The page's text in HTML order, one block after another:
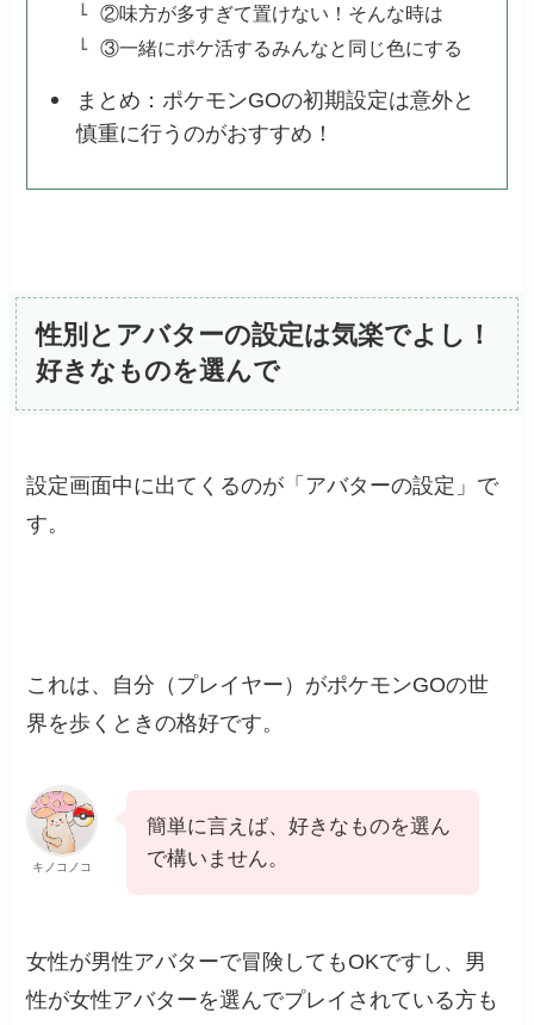
②味方が多すぎて置けない！そんな時は
③一緒にポケ活するみんなと同じ色にする
まとめ：ポケモンGOの初期設定は意外と
慎重に行うのがおすすめ！
性別とアバターの設定は気楽でよし！
好きなものを選んで
設定画面中に出てくるのが「アバターの設定」で
す。
これは、自分（プレイヤー）がポケモンGOの世
界を歩くときの格好です。
キノコノコ
簡単に言えば、好きなものを選ん
で構いません。
女性が男性アバターで冒険してもOKですし、男
性が女性アバターを選んでプレイされている方も